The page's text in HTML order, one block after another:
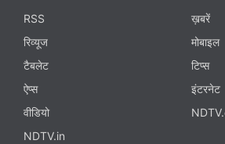
RSS
ख़बरें
रिव्यूज
मोबाइल
टैबलेट
टिप्स
ऐप्स
इंटरनेट
वीडियो
NDTV.in